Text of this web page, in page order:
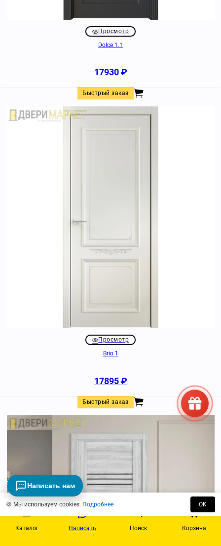
Просмотр
Dolce 1.1
17930₽
Быстрый заказ
Просмотр
Brio 1
17895₽
Быстрый заказ
Каталог Написать Поиск Корзина
🍪 Мы используем cookies. Подробнее OK
Написать нам